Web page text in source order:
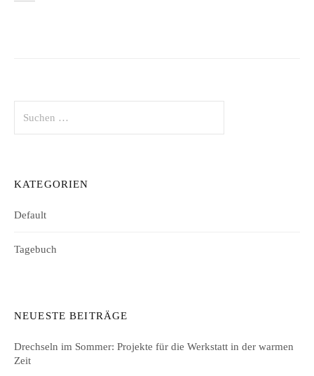
nach:
KATEGORIEN
Default
Tagebuch
NEUESTE BEITRÄGE
Drechseln im Sommer: Projekte für die Werkstatt in der warmen
Zeit